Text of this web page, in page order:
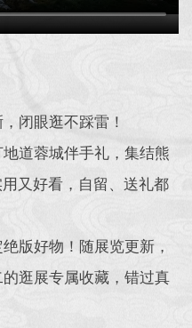
闭眼逛不踩雷！
道蓉城伴手礼，集结熊
又好看，自留、送礼都
版好物！随展览更新，
逛展专属收藏，错过真